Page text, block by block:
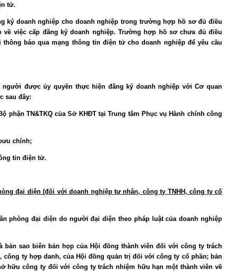
tử.
ký doanh nghiệp cho doanh nghiệp trong trường hợp hồ sơ đủ điều
về việc cấp đăng ký doanh nghiệp. Trường hợp hồ sơ chưa đủ điều
báo qua mạng thông tin điện tử cho doanh nghiệp để yêu cầu
người được ủy quyền thực hiện đăng ký doanh nghiệp với Cơ quan
sau đây:
phận TN&TKQ của Sở KHĐT tại Trung tâm Phục vụ Hành chính công
chính;
tin điện tử.
đại diện (đối với doanh nghiệp tư nhân, công ty TNHH, công ty cổ
phòng đại diện do người đại diện theo pháp luật của doanh nghiệp
bản sao biên bản họp của Hội đồng thành viên đối với công ty trách
công ty hợp danh, của Hội đồng quản trị đối với công ty cổ phần; bản
hữu công ty đối với công ty trách nhiệm hữu hạn một thành viên về